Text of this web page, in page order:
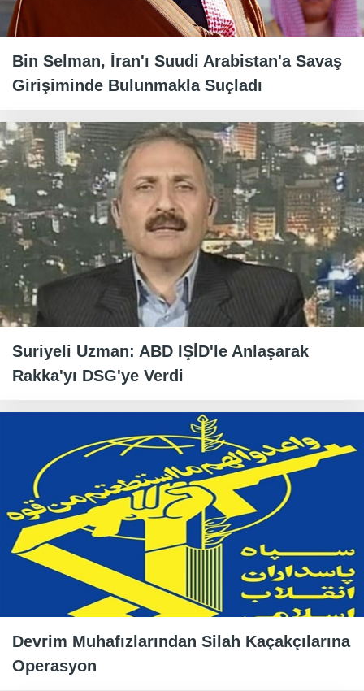
Bin Selman, İran'ı Suudi Arabistan'a Savaş
Girişiminde Bulunmakla Suçladı
Suriyeli Uzman: ABD IŞİD'le Anlaşarak
Rakka'yı DSG'ye Verdi
Devrim Muhafızlarından Silah Kaçakçılarına
Operasyon